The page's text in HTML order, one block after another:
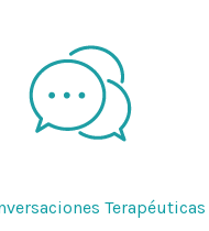
Terapéuticas